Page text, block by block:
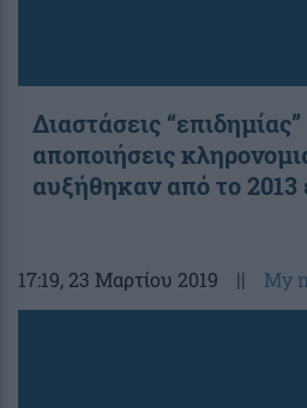
Διαστάσεις
αποποιήσεις
αυξήθηκαν από το 2013
17:19, 23 Μαρτίου 2019 || My